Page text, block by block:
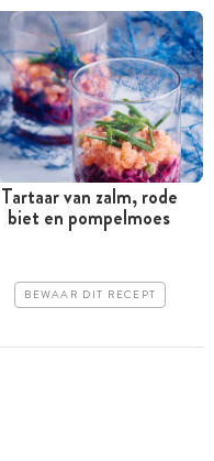
Tartaar van zalm, rode
biet en pompelmoes
BEWAAR DIT RECEPT